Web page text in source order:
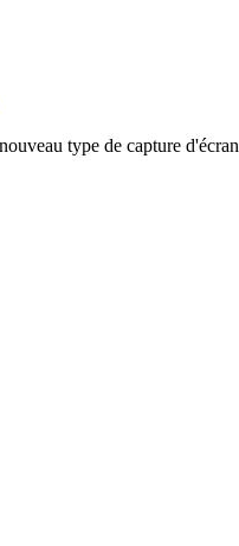
type de capture d'écran